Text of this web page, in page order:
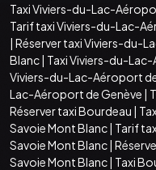
Taxi Viviers-du-Lac-
Tarif taxi Viviers-du-Lac-
| Réserver taxi Viviers-du-
Blanc| Taxi Viviers-du-
Viviers-du-Lac-Aéroport
Lac-Aéroport de Genève |
Réserver taxi Bourdeau |
Savoie Mont Blanc| Tarif
Savoie Mont Blanc|
Savoie Mont Blanc| Taxi